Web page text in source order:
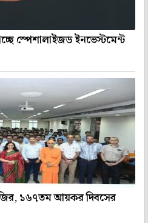
স্পেশালাইজড ইনভেস্টমেন্ট
১৬৭তম আয়কর দিবসের